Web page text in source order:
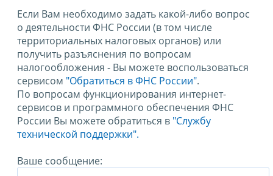
Если Вам необходимо задать какой-либо вопрос
о деятельности ФНС России (в том числе
территориальных налоговых органов) или
получить разъяснения по вопросам
налогообложения - Вы можете воспользоваться
сервисом "Обратиться в ФНС России".
По вопросам функционирования интернет-
сервисов и программного обеспечения ФНС
России Вы можете обратиться в "Службу
технической поддержки".
Ваше сообщение: